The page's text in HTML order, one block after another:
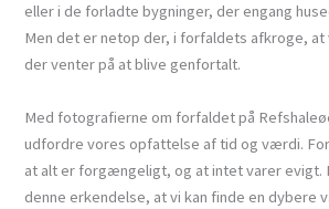
eller i de forladte bygninger, der engang
Men det er netop der, i forfaldets afkroge,
der venter på at blive genfortalt.
Med fotografierne om forfaldet på
udfordre vores opfattelse af tid og værdi.
at alt er forgængeligt, og at intet varer evigt.
denne erkendelse, at vi kan finde en